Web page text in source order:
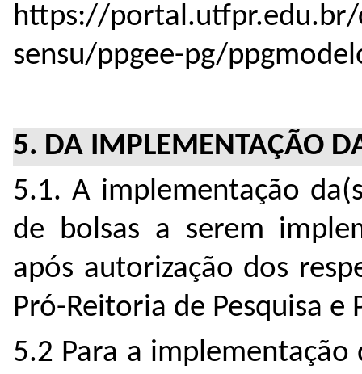
https://
sensu/ppgee-pg/
5. DA IMPLEMENTAÇÃO
5.1. A implementação
de bolsas a serem
após autorização dos
Pró-Reitoria de Pesquisa e
5.2 Para a